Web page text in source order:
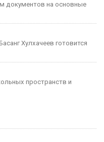
документов на основные
Хулхачеев готовится
пространств и